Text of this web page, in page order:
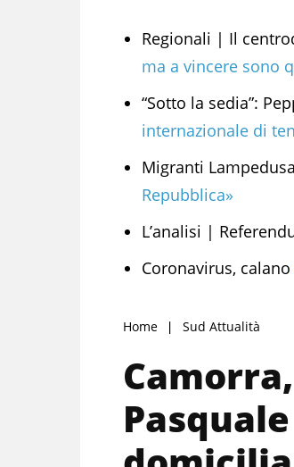
Regionali | Il
ma a vincere sono
“Sotto la sedia”:
internazionale di
Migranti
Repubblica»
L’analisi |
Coronavirus, calano
Home Sud Attualità